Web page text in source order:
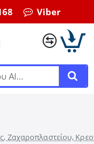
Viber
Ζαχαροπλαστείου,